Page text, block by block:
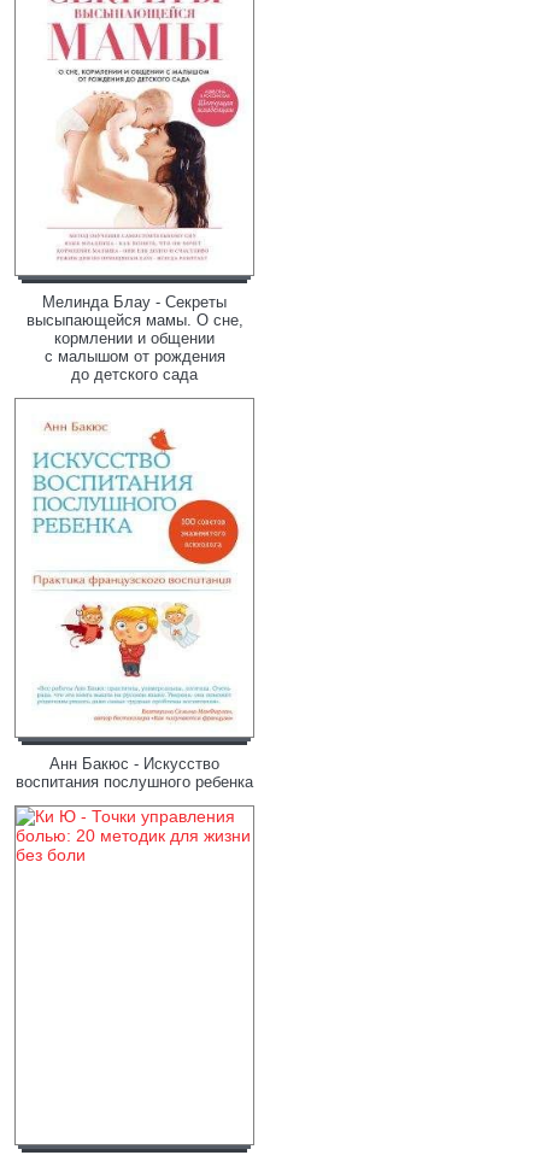
Мелинда Блау - Секреты
высыпающейся мамы. О сне,
кормлении и общении
с малышом от рождения
до детского сада
Анн Бакюс - Искусство
воспитания послушного ребенка